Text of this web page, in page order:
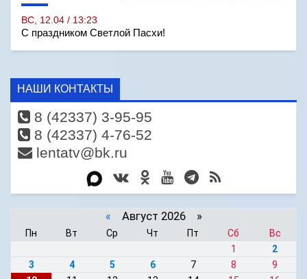
ВС, 12.04 / 13:23
С праздником Светлой Пасхи!
НАШИ КОНТАКТЫ
8 (42337) 3-95-95
8 (42337) 4-76-52
lentatv@bk.ru
« Август 2026 »
Пн Вт Ср Чт Пт Сб
Вс
1
2
3
4 5 6 7 8
9